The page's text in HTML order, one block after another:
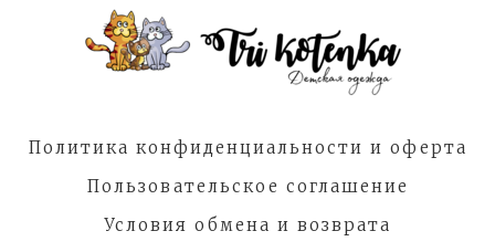
Политика конфиденциальности и оферта
Пользовательское соглашение
Условия обмена и возврата